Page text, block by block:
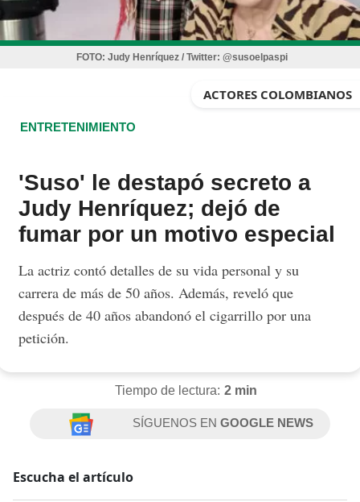
FOTO: Judy Henríquez / Twitter: @susoelpaspi
ACTORES COLOMBIANOS
ENTRETENIMIENTO
'Suso' le destapó secreto a
Judy Henríquez; dejó de
fumar por un motivo especial
La actriz contó detalles de su vida personal y su
carrera de más de 50 años. Además, reveló que
después de 40 años abandonó el cigarrillo por una
petición.
Tiempo de lectura: 2 min
SÍGUENOS ENGOOGLE NEWS
Escucha el artículo